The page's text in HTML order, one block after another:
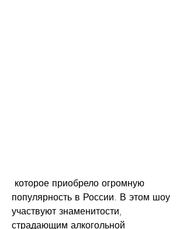
популярность в России. В этом шоу
участвуют знаменитости,
страдающим алкогольной